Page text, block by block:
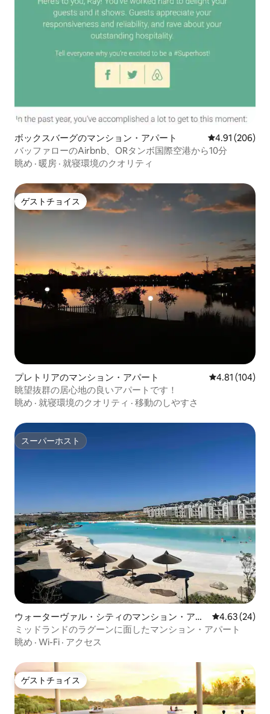
ボックスバーグのマンション・アパート レビュー206
4.91 (206)
バッファローのAirbnb、ORタンボ国際空港から10分
眺め · 暖房 · 就寝環境のクオリティ
ゲストチョイス
ゲストチョイス
プレトリアのマンション・アパート レビュー104
4.81 (104)
眺望抜群の居心地の良いアパートです！
眺め · 就寝環境のクオリティ · 移動のしやすさ
スーパーホスト
スーパーホスト
ウォーターヴァル・シティのマンション・アパ
ート
レビュー24
4.63 (24)
ミッドランドのラグーンに面したマンション・アパート
眺め · Wi-Fi · アクセス
ゲストチョイス
ゲストチョイス